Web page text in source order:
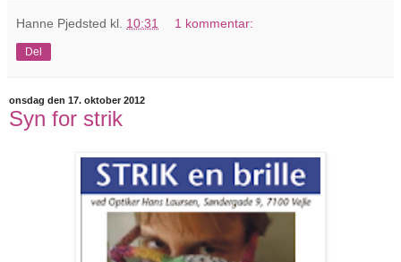
Hanne Pjedsted kl. 10:31 1 kommentar:
Del
onsdag den 17. oktober 2012
Syn for strik